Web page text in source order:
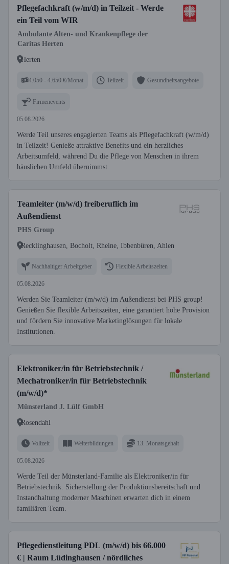
Pflegefachkraft (w/m/d) in Teilzeit - Werde
ein Teil vom WIR
Ambulante Alten- und Krankenpflege der
Caritas Herten
Herten
4.050 - 4.650 €/Monat Teilzeit Gesundheitsangebote
Firmenevents
05.08.2026
Werde Teil unseres engagierten Teams als Pflegefachkraft (w/m/d)
in Teilzeit! Genieße attraktive Benefits und ein herzliches
Arbeitsumfeld, während Du die Pflege von Menschen in ihrem
häuslichen Umfeld übernimmst.
Teamleiter (m/w/d) freiberuflich im
Außendienst
PHS Group
Recklinghausen, Bocholt, Rheine, Ibbenbüren, Ahlen
Nachhaltiger Arbeitgeber Flexible Arbeitszeiten
05.08.2026
Werden Sie Teamleiter (m/w/d) im Außendienst bei PHS group!
Genießen Sie flexible Arbeitszeiten, eine garantiert hohe Provision
und fördern Sie innovative Marketinglösungen für lokale
Institutionen.
Elektroniker/in für Betriebstechnik /
Mechatroniker/in für Betriebstechnik
(m/w/d)*
Münsterland J. Lülf GmbH
Rosendahl
Vollzeit Weiterbildungen 13. Monatsgehalt
05.08.2026
Werde Teil der Münsterland-Familie als Elektroniker/in für
Betriebstechnik. Sicherstellung der Produktionsbereitschaft und
Instandhaltung moderner Maschinen erwarten dich in einem
familiären Team.
Pflegedienstleitung PDL (m/w/d) bis 66.000
€ | Raum Lüdinghausen / nördliches